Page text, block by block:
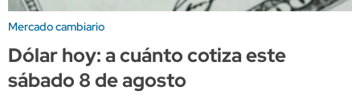
Mercado cambiario
Dólar hoy: a cuánto cotiza este
sábado 8 de agosto